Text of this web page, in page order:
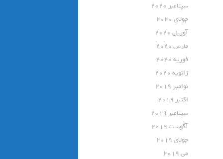
سپتامبر 2020
جولای 2020
آوریل 2020
مارس 2020
فوریه 2020
ژانویه 2020
نوامبر 2019
اکتبر 2019
سپتامبر 2019
آگوست 2019
جولای 2019
می 2019